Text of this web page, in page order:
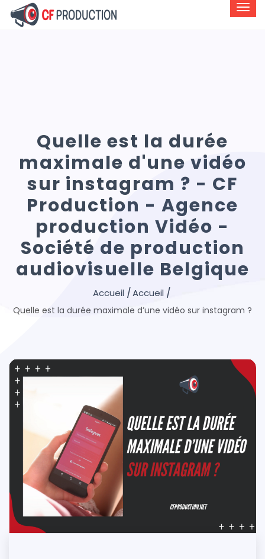
Quelle est la durée
maximale d'une vidéo
sur instagram ? - CF
Production - Agence
production Vidéo -
Société de production
audiovisuelle Belgique
Quelle est la durée maximale d’une vidéo sur instagram ?